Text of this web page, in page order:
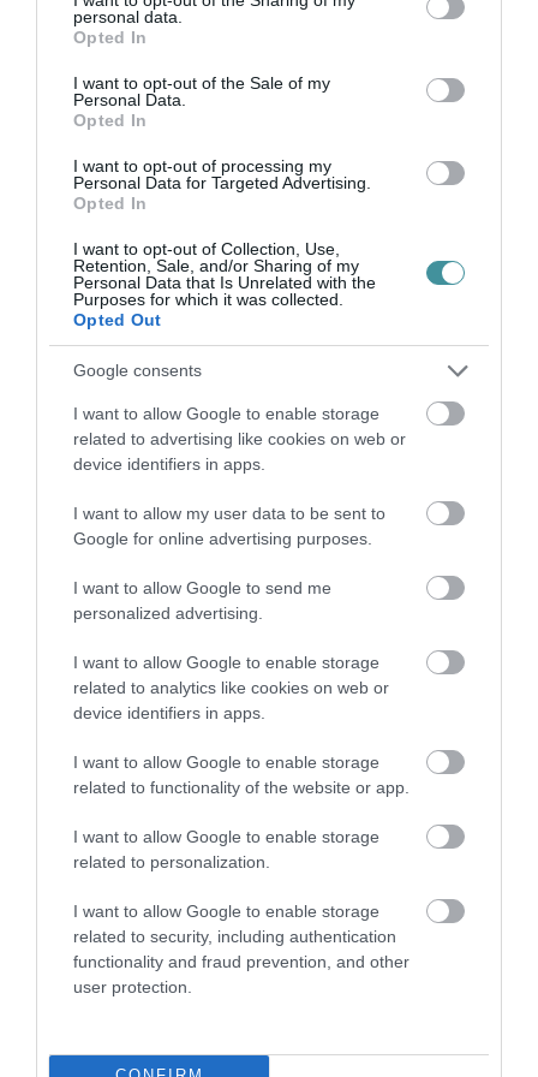
grant or deny consent to Google and its third-party tags to
use your data for below specified purposes in below Google
consent section.
personal data.
Opted In
I want to opt-out of the Sale of my
Personal Data.
Opted In
I want to opt-out of processing my
Personal Data for Targeted Advertising.
Opted In
I want to opt-out of Collection, Use,
Retention, Sale, and/or Sharing of my
Personal Data that Is Unrelated with the
Purposes for which it was collected.
Opted Out
Google consents
I want to allow Google to enable storage
related to advertising like cookies on web or
device identifiers in apps.
I want to allow my user data to be sent to
Google for online advertising purposes.
I want to allow Google to send me
personalized advertising.
I want to allow Google to enable storage
related to analytics like cookies on web or
device identifiers in apps.
I want to allow Google to enable storage
related to functionality of the website or app.
I want to allow Google to enable storage
related to personalization.
I want to allow Google to enable storage
related to security, including authentication
functionality and fraud prevention, and other
user protection.
Legfrissebb híreink
AZ ENDODONCIÁBAN
NÉLKÜLÖZHETETLEN ESZKÖZÖK
2026. augusztus 09|Promóció
BELVÁROSÁBAN: ÜZLETEK KIRAKATA...
2026. augusztus 09|Riasztó
ORBÁN EGYKORI VÍZÜGYI ÁLLAMTITKÁRA
IS ELLENTMONDOTT A VOL...
2026. augusztus 09
A GYAKORNOKI MUNKA: LEHETŐSÉGEK ÉS
2026. augusztus 09|Promóció
35 PERCES TANÓRÁK ÉS KEVESEBB HÁZI
2026. augusztus 08|Mindenki ügye
2026. augusztus 08|Mindenki ügye